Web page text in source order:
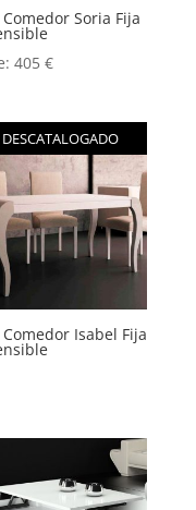
Soria Fija
405€
DESCATALOGADO
Isabel Fija